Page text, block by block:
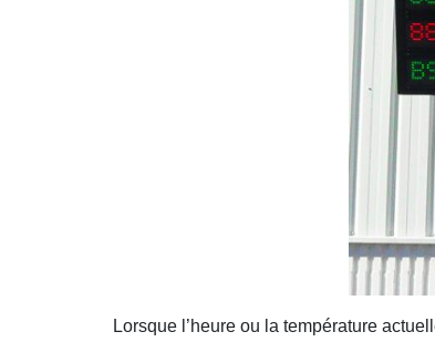
Lorsque l’heure ou la température